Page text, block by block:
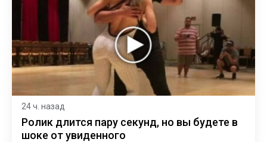
24 ч. назад
Ролик длится пару секунд, но вы будете в
шоке от увиденного